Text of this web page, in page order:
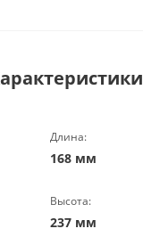
Длина:
168 мм
Высота:
237 мм